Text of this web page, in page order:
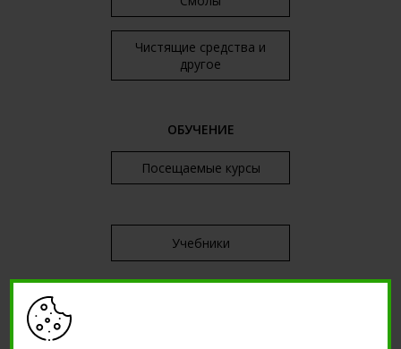
Чистящие средства и
другое
ОБУЧЕНИЕ
Посещаемые курсы
Учебники